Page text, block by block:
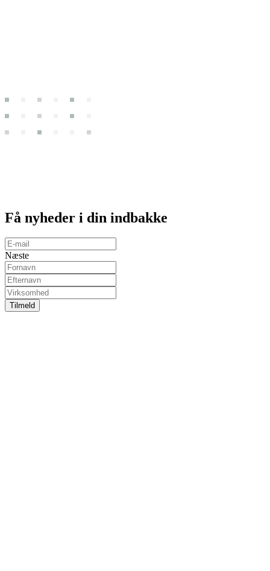
Få nyheder i din indbakke
Næste